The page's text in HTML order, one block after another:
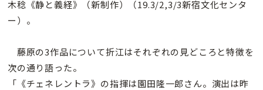
木稔《静と義経》（新制作）（19.3/2,3/3新宿文化センタ
ー）。
藤原の3作品について折江はそれぞれの見どころと特徴を
次の通り語った。
「《チェネレントラ》の指揮は園田隆一郎さん。演出は昨